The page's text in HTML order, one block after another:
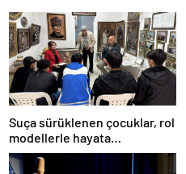
Suça sürüklenen çocuklar, rol
modellerle hayata
hazırlanıyor